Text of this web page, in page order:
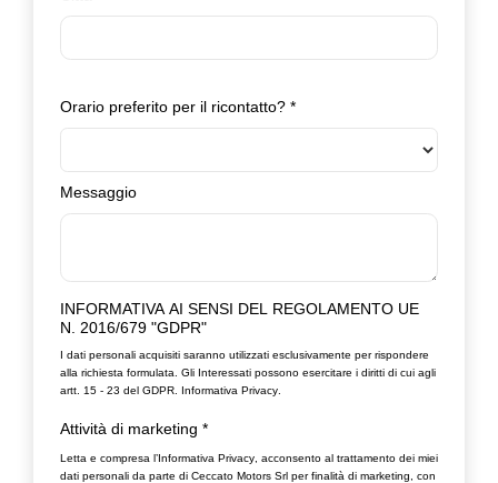
Orario preferito per il ricontatto? *
Messaggio
INFORMATIVA AI SENSI DEL REGOLAMENTO UE
N. 2016/679 "GDPR"
I dati personali acquisiti saranno utilizzati esclusivamente per rispondere
alla richiesta formulata. Gli Interessati possono esercitare i diritti di cui agli
artt. 15 - 23 del GDPR. Informativa Privacy
Attività di marketing *
Letta e compresa l’Informativa Privacy , acconsento al trattamento dei miei
dati personali da parte di Ceccato Motors Srl per finalità di marketing, con